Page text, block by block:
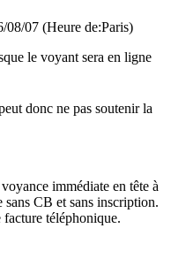
08/07 (Heure de:Paris)
le voyant sera en ligne
donc ne pas soutenir la
immédiate en tête à
CB et sans inscription.
téléphonique.